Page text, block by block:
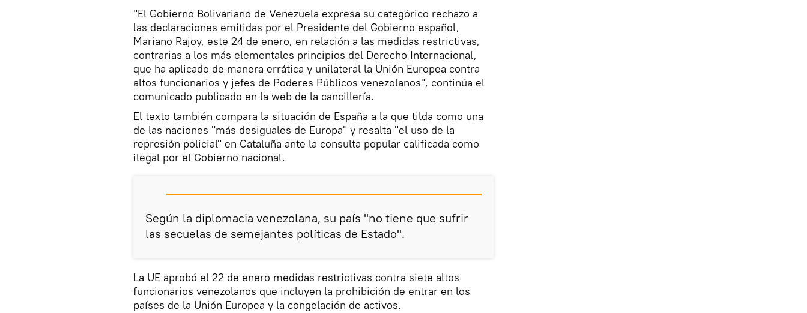
"El Gobierno Bolivariano de Venezuela expresa su categórico rechazo a
las declaraciones emitidas por el Presidente del Gobierno español,
Mariano Rajoy, este 24 de enero, en relación a las medidas restrictivas,
contrarias a los más elementales principios del Derecho Internacional,
que ha aplicado de manera errática y unilateral la Unión Europea contra
altos funcionarios y jefes de Poderes Públicos venezolanos", continúa el
comunicado publicado en la web de la cancillería.
El texto también compara la situación de España a la que tilda como una
de las naciones "más desiguales de Europa" y resalta "el uso de la
represión policial" en Cataluña ante la consulta popular calificada como
ilegal por el Gobierno nacional.
Según la diplomacia venezolana, su país "no tiene que sufrir
las secuelas de semejantes políticas de Estado".
La UE aprobó el 22 de enero medidas restrictivas contra siete altos
funcionarios venezolanos que incluyen la prohibición de entrar en los
países de la Unión Europea y la congelación de activos.